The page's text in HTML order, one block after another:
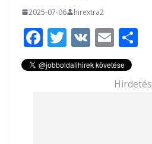
2025-07-06 hirextra2
F
ac
e
T
w
itt
V
K
E
m
ai
l
za
m
Hirdetés